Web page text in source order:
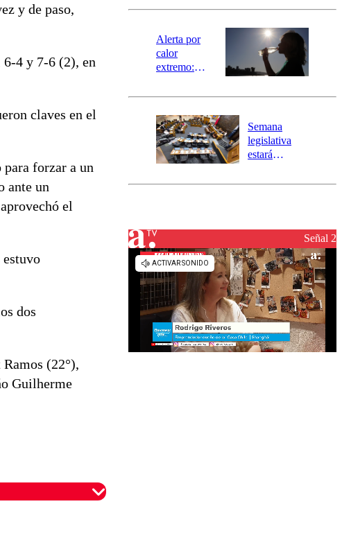
y de paso,
6-4 y 7-6 (2), en
claves en el
forzar a un
ante un
el
dos
(22°),
Guilherme
revisa la
epicentro
Alerta por
calor
extremo:
activa Alerta
Preventiva en
tres comunas
Semana
legislativa
estará
el fin de la
reconstrucciónSeñal 2